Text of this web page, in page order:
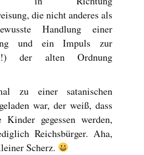
die nicht anderes als
Handlung einer
und ein Impuls zur
der alten Ordnung
zu einer satanischen
war, der weiß, dass
gegessen werden,
Reichsbürger. Aha,
Scherz.